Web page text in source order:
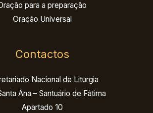
para a preparação
Oração Universal
Contactos
Nacional de Liturgia
Ana – Santuário de Fátima
Apartado 10